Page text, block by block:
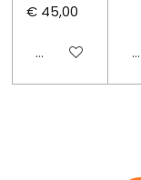
€ 45,00
Uitgeschakeld